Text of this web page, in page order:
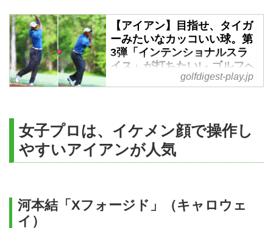
【アイアン】目指せ、タイガ
ーみたいなカッコいい球。第
3弾「インテンショナルスラ
イス」が打ちたい! - ゴルフへ
行こうWEB by ゴルフダイジ
打ち方を中村プロに教えてもらっ
た。ここで一番大事なことは、フ
ェース面を絶対に返さないように
ョナルスライス編」
golfdigest-play.jp
女子プロは、イケメン顔で操作し
やすいアイアンが人気
河本結「Xフォージド」（キャロウェ
イ）